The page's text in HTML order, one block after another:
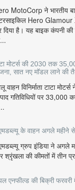
MotoCorp ने भारतीय
Hero
दिया है। यह बाइक कंपनी
मोटर्स की 2030 तक
सात नए मॉडल लाने की
वाहन विनिर्माता टाटा
गतिविधियों पर
के वाहन अगले महीने
ग्रुप इंडिया ने अगले
श्रृंखला की कीमतों में तीन
एनफील्ड की बिक्री